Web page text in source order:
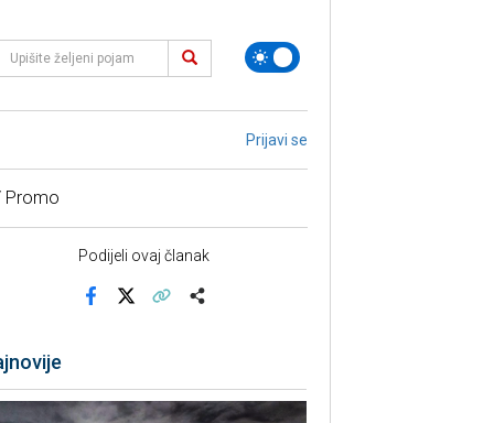
Prijavi se
Promo
Podijeli ovaj članak